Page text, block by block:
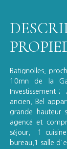
Batignolles,
10mn de la
Investissement ;
ancien, Bel
grande hauteur
agencé et
séjour, 1
bureau,1 salle